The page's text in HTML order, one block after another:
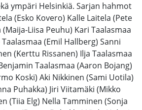
ympäri Helsinkiä. Sarjan hahmot
(Esko Kovero) Kalle Laitela (Pete
Liisa Peuhu) Kari Taalasmaa
(Emil Hallberg) Sanni
(Kerttu Rissanen) Ilja Taalasmaa
Taalasmaa (Aaron Bojang)
Koski) Aki Nikkinen (Sami Uotila)
Puhakka) Jiri Viitamäki (Mikko
(Tiia Elg) Nella Tamminen (Sonja